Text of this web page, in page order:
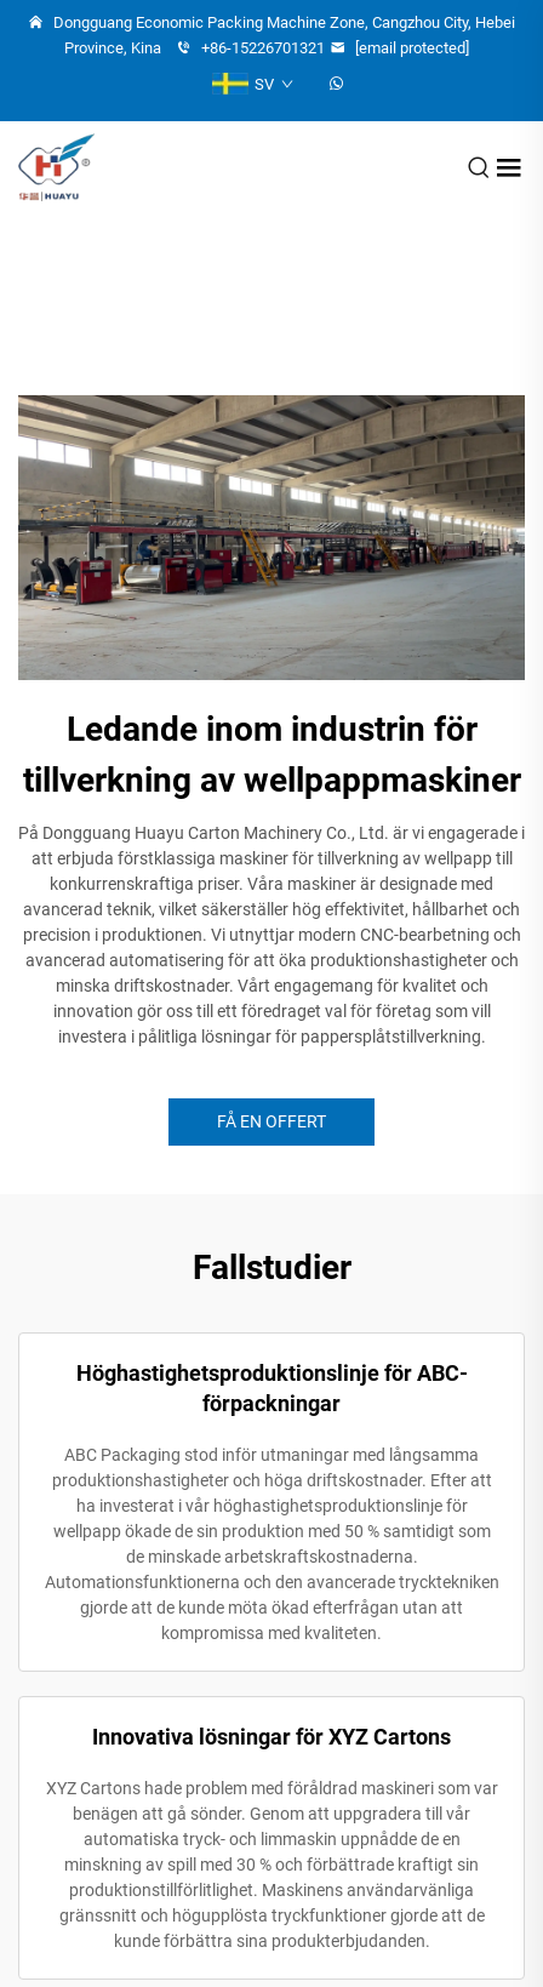
Dongguang Economic Packing Machine Zone, Cangzhou City, Hebei
Province, Kina
+86-15226701321
[email protected]
SV
Ledande inom industrin för
tillverkning av wellpappmaskiner
På Dongguang Huayu Carton Machinery Co., Ltd. är vi engagerade i
att erbjuda förstklassiga maskiner för tillverkning av wellpapp till
konkurrenskraftiga priser. Våra maskiner är designade med
avancerad teknik, vilket säkerställer hög effektivitet, hållbarhet och
precision i produktionen. Vi utnyttjar modern CNC-bearbetning och
avancerad automatisering för att öka produktionshastigheter och
minska driftskostnader. Vårt engagemang för kvalitet och
innovation gör oss till ett föredraget val för företag som vill
investera i pålitliga lösningar för pappersplåtstillverkning.
FÅ EN OFFERT
Fallstudier
Höghastighetsproduktionslinje för ABC-
förpackningar
ABC Packaging stod inför utmaningar med långsamma
produktionshastigheter och höga driftskostnader. Efter att
ha investerat i vår höghastighetsproduktionslinje för
wellpapp ökade de sin produktion med 50 % samtidigt som
de minskade arbetskraftskostnaderna.
Automationsfunktionerna och den avancerade trycktekniken
gjorde att de kunde möta ökad efterfrågan utan att
kompromissa med kvaliteten.
Innovativa lösningar för XYZ Cartons
XYZ Cartons hade problem med föråldrad maskineri som var
benägen att gå sönder. Genom att uppgradera till vår
automatiska tryck- och limmaskin uppnådde de en
minskning av spill med 30 % och förbättrade kraftigt sin
produktionstillförlitlighet. Maskinens användarvänliga
gränssnitt och högupplösta tryckfunktioner gjorde att de
kunde förbättra sina produkterbjudanden.